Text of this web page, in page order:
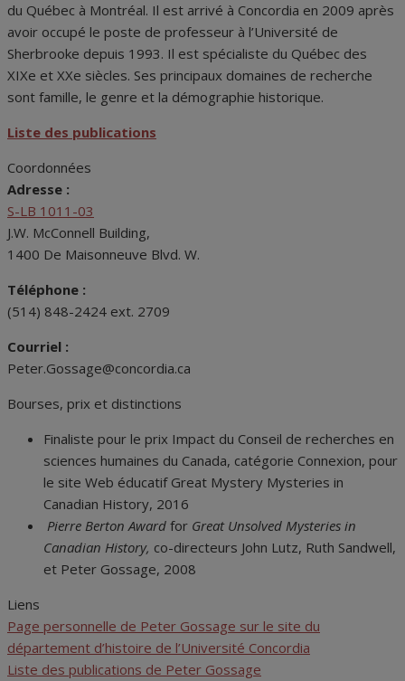
du Québec à Montréal. Il est arrivé à Concordia en 2009 après
avoir occupé le poste de professeur à l’Université de
Sherbrooke depuis 1993. Il est spécialiste du Québec des
XIXe et XXe siècles. Ses principaux domaines de recherche
sont famille, le genre et la démographie historique.
Liste des publications
Coordonnées
Adresse :
S-LB 1011-03
J.W. McConnell Building,
1400 De Maisonneuve Blvd. W.
Téléphone :
(514) 848-2424 ext. 2709
Courriel :
Peter.Gossage@concordia.ca
Bourses, prix et distinctions
Finaliste pour le prix Impact du Conseil de recherches en
sciences humaines du Canada, catégorie Connexion, pour
le site Web éducatif Great Mystery Mysteries in
Canadian History, 2016
Pierre Berton Award for Great Unsolved Mysteries in
Canadian History, co-directeurs John Lutz, Ruth Sandwell,
et Peter Gossage, 2008
Liens
Page personnelle de Peter Gossage sur le site du
département d’histoire de l’Université Concordia
Liste des publications de Peter Gossage